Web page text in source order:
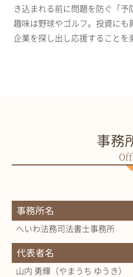
き込まれる前に問題を防ぐ「予
趣味は野球やゴルフ。投資に
企業を探し出し応援することを
事務
事務所名
へいわ法務司法書士事務所
代表者名
山内 勇輝（やまうち ゆうき）